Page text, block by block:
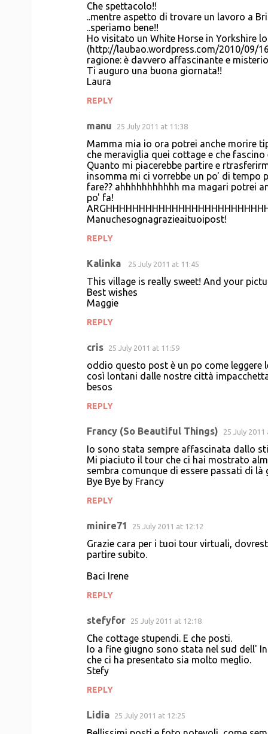
Che spettacolo!!
..mentre aspetto di trovare un lavoro a
..speriamo bene!!
Ho visitato un White Horse in Yorkshire
(http://laubao.wordpress.com/2010/09/
ragione: è davvero affascinante e
Ti auguro una buona giornata!!
Laura
REPLY
manu 25 July 2011 at 11:38
Mamma mia io ora potrei anche morire
che meraviglia quei cottage e che
Quanto mi piacerebbe partire e
insomma mi ci vorrebbe un po' di tempo
fare?? ahhhhhhhhhhh ma magari potrei
po' fa!
Manuchesognagrazieaituoipost!
REPLY
Kalinka 25 July 2011 at 11:45
This village is really sweet! And your
Best wishes
Maggie
REPLY
cris 25 July 2011 at 11:59
oddio questo post è un po come
così lontani dalle nostre città
besos
REPLY
Francy (So Beautiful Things) 25 July 2011
Io sono stata sempre affascinata dallo
Mi piaciuto il tour che ci hai mostrato
sembra comunque di essere passati di là
Bye Bye by Francy
REPLY
minire71 25 July 2011 at 12:12
Grazie cara per i tuoi tour virtuali,
partire subito.
Baci Irene
REPLY
stefyfor 25 July 2011 at 12:18
Che cottage stupendi. E che posti.
Io a fine giugno sono stata nel sud dell'
che ci ha presentato sia molto meglio.
Stefy
REPLY
Lidia 25 July 2011 at 12:25